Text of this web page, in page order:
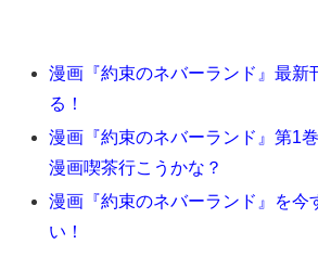
漫画『約束のネバーランド』最新
る！
漫画『約束のネバーランド』第1
漫画喫茶行こうかな？
漫画『約束のネバーランド』を今
い！